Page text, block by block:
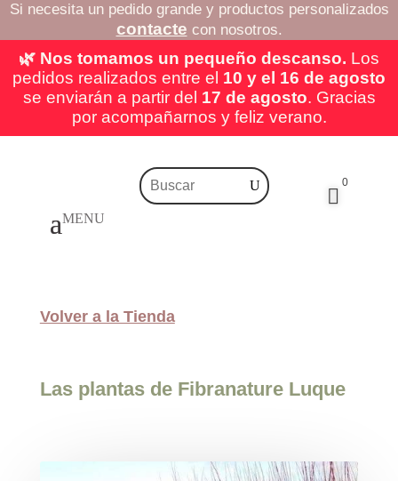
Si necesita un pedido grande y productos personalizados
contacte con nosotros.
🌿 Nos tomamos un pequeño descanso. Los
pedidos realizados entre el 10 y el 16 de agosto
se enviarán a partir del 17 de agosto. Gracias
por acompañarnos y feliz verano.

0
Volver a la Tienda
Las plantas de Fibranature Luque